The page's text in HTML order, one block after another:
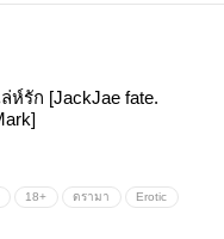
ห์รัก [JackJae fate.
18+ ดรามา Erotic